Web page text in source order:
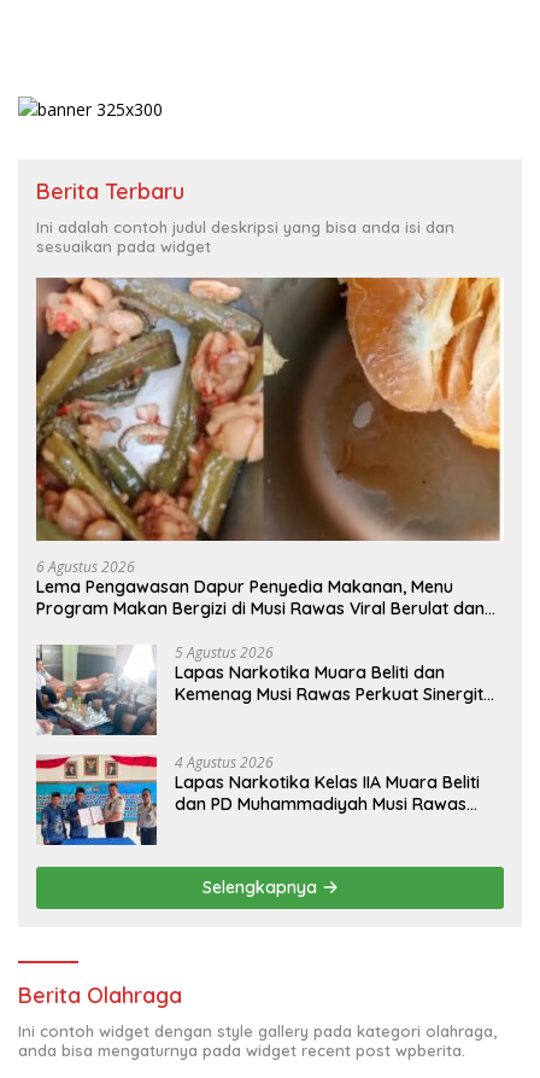
Berita Terbaru
Ini adalah contoh judul deskripsi yang bisa anda isi dan
sesuaikan pada widget
6 Agustus 2026
Lema Pengawasan Dapur Penyedia Makanan, Menu
Program Makan Bergizi di Musi Rawas Viral Berulat dan
5 Agustus 2026
Lapas Narkotika Muara Beliti dan
Kemenag Musi Rawas Perkuat Sinergitas
4 Agustus 2026
Lapas Narkotika Kelas IIA Muara Beliti
dan PD Muhammadiyah Musi Rawas
Selengkapnya
Berita Olahraga
Ini contoh widget dengan style gallery pada kategori olahraga,
anda bisa mengaturnya pada widget recent post wpberita.